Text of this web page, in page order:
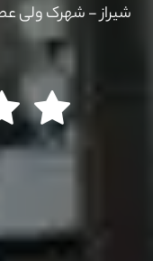
شیراز - شهرک ولی عصر -